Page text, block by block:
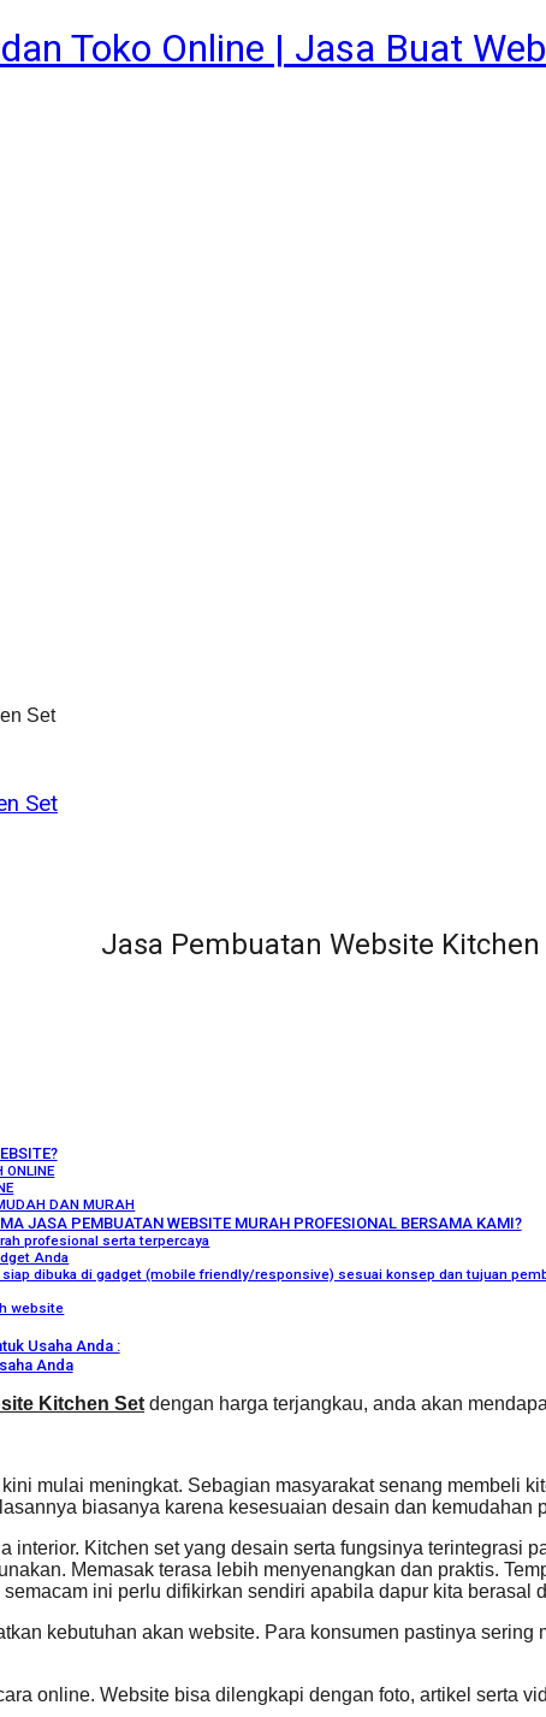
Set
Jasa Pembuatan Website Kitchen
ONLINE
DAN MURAH
JASA PEMBUATAN WEBSITE MURAH PROFESIONAL BERSAMA KAMI?
profesional serta terpercaya
Anda
dibuka di gadget (mobile friendly/responsive) sesuai konsep dan tujuan
website
Usaha Anda :
Anda
Kitchen Set dengan harga terjangkau, anda akan
mulai meningkat. Sebagian masyarakat senang membeli
biasanya karena kesesuaian desain dan kemudahan
interior. Kitchen set yang desain serta fungsinya terintegrasi
Memasak terasa lebih menyenangkan dan praktis.
ini perlu difikirkan sendiri apabila dapur kita
kebutuhan akan website. Para konsumen pastinya
online. Website bisa dilengkapi dengan foto, artikel serta